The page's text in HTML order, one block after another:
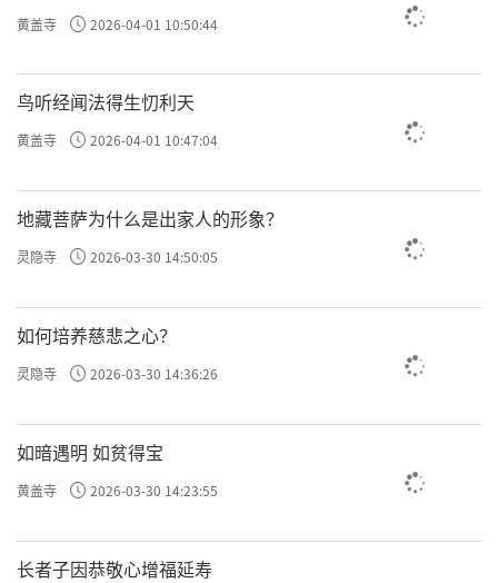
黄盖寺 2026-04-01 10:50:44
鸟听经闻法得生忉利天
黄盖寺 2026-04-01 10:47:04
地藏菩萨为什么是出家人的形象？
灵隐寺 2026-03-30 14:50:05
如何培养慈悲之心？
灵隐寺 2026-03-30 14:36:26
如暗遇明 如贫得宝
黄盖寺 2026-03-30 14:23:55
长者子因恭敬心增福延寿